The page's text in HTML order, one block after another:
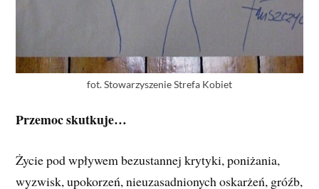
fot. Stowarzyszenie Strefa Kobiet
Przemoc skutkuje…
Życie pod wpływem bezustannej krytyki, poniżania,
wyzwisk, upokorzeń, nieuzasadnionych oskarżeń, gróźb,